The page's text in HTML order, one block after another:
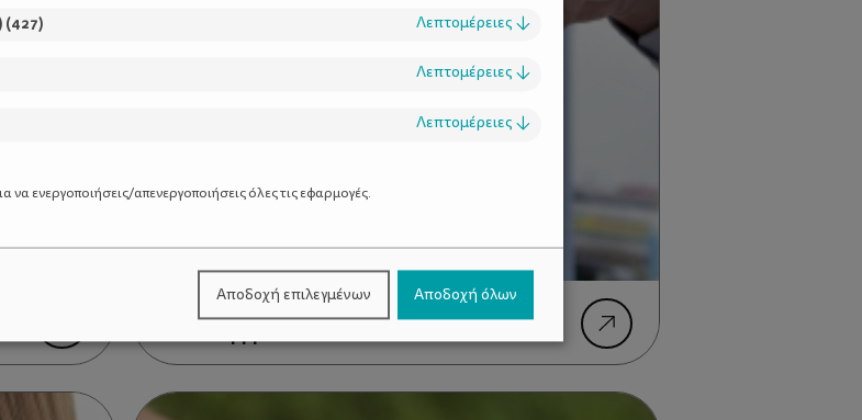
Αντιγριππικός εμβολιασμός - Το «τσίμπημα»
(427) Λεπτομέρειες ↓
Λεπτομέρειες ↓
Λεπτομέρειες ↓
να ενεργοποιήσεις/απενεργοποιήσεις όλες τις εφαρμογές.
Αποδοχή επιλεγμένων Αποδοχή όλων